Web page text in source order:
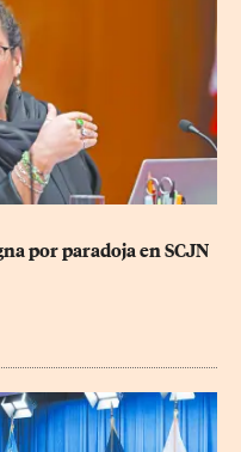
por paradoja en SCJN